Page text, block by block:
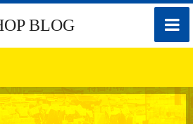
toggle
BLOG